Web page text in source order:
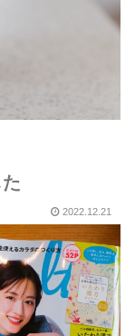
2022.12.21